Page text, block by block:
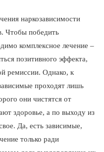
наркозависимости
Чтобы победить
комплексное лечение –
позитивного эффекта,
ремиссии. Однако, к
проходят лишь
они чистятся от
здоровье, а по выходу из
Да, есть зависимые,
только ради